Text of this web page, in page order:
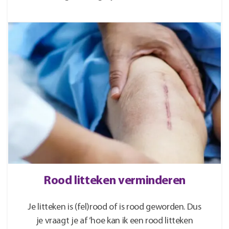
Rood litteken verminderen
Je litteken is (fel)rood of is rood geworden. Dus
je vraagt je af ‘hoe kan ik een rood litteken